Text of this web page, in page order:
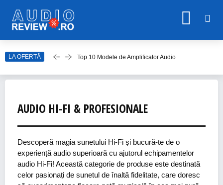
LA OFERTĂ Top 10 Modele de Amplificator Audio
AUDIO HI-FI & PROFESIONALE
Descoperă magia sunetului Hi-Fi și bucură-te de o
experiență audio superioară cu ajutorul echipamentelor
audio Hi-Fi! Această categorie de produse este destinată
celor pasionați de sunetul de înaltă fidelitate, care doresc